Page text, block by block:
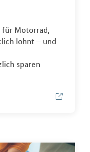
für Motorrad,
lohnt – und
sparen